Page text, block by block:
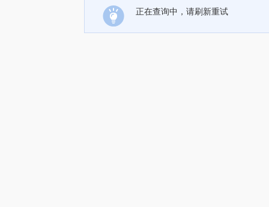
正在查询中，请刷新重试